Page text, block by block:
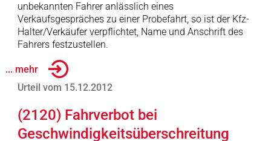
unbekannten Fahrer anlässlich eines
Verkaufsgespräches zu einer Probefahrt, so ist der Kfz-
Halter/Verkäufer verpflichtet, Name und Anschrift des
Fahrers festzustellen.
... mehr
Urteil vom 15.12.2012
(2120) Fahrverbot bei
Geschwindigkeitsüberschreitung